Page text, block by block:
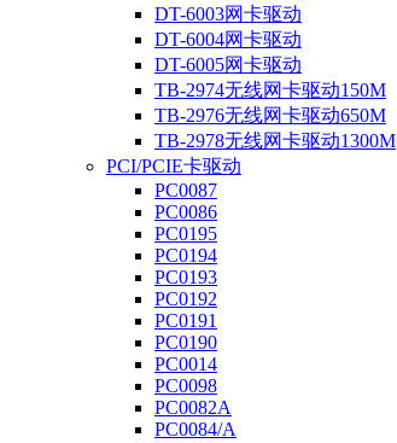
DT-6003网卡驱动
DT-6004网卡驱动
DT-6005网卡驱动
TB-2974无线网卡驱动150M
TB-2976无线网卡驱动650M
TB-2978无线网卡驱动1300M
PCI/PCIE卡驱动
PC0087
PC0086
PC0195
PC0194
PC0193
PC0192
PC0191
PC0190
PC0014
PC0098
PC0082A
PC0084/A